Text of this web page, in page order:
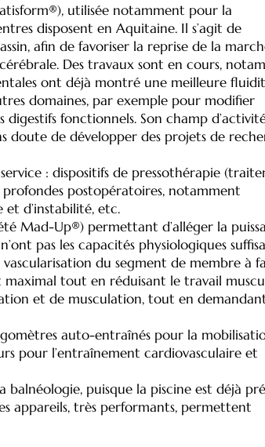
utilisée notamment pour la
disposent en Aquitaine. Il s’agit de
afin de favoriser la reprise de la
Des travaux sont en cours,
ont déjà montré une meilleure
domaines, par exemple pour modifier
fonctionnels. Son champ
doute de développer des projets de
: dispositifs de pressothérapie
postopératoires, notamment
d’instabilité, etc.
Mad-Up®) permettant d’alléger la
pas les capacités physiologiques
du segment de membre à
tout en réduisant le travail
et de musculation, tout en
auto-entraînés pour la
pour l’entraînement cardiovasculaire et
puisque la piscine est déjà
appareils, très performants, permettent